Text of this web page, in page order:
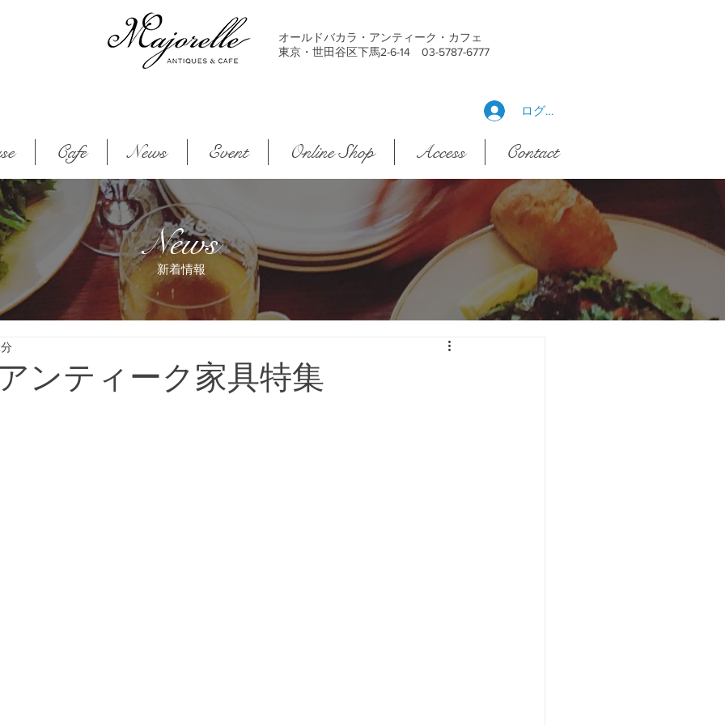
オールドバカラ・アンティーク・カフェ
東京・世田谷区下馬2-6-14 03-5787-6777
ログイン
Cafe News Event Online Shop Access Contact
News
新着情報
ンティーク家具特集